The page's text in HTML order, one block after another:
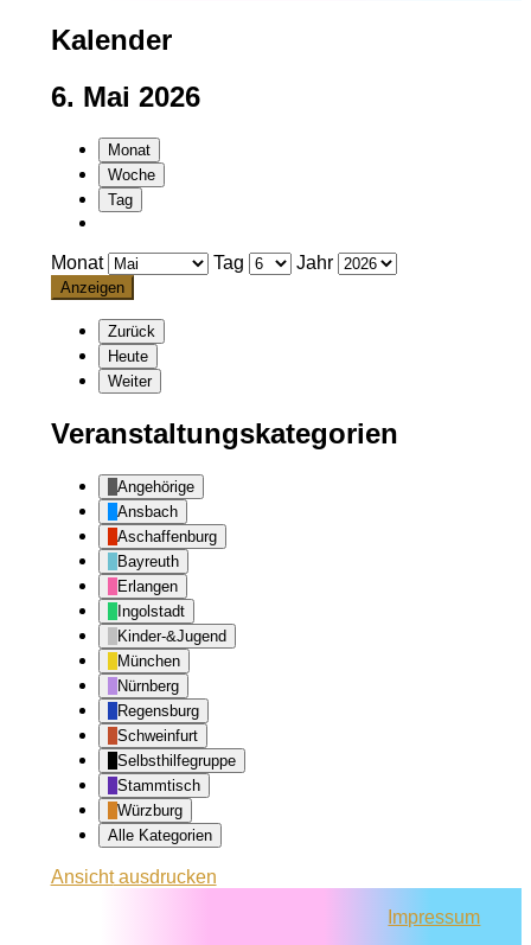
Kalender
6. Mai 2026
Monat
Woche
Tag
Monat Tag Jahr
Zurück
Heute
Weiter
Veranstaltungskategorien
Angehörige
Ansbach
Aschaffenburg
Bayreuth
Erlangen
Ingolstadt
Kinder-&Jugend
München
Nürnberg
Regensburg
Schweinfurt
Selbsthilfegruppe
Stammtisch
Würzburg
Alle Kategorien
Ansichtausdrucken
Impressum